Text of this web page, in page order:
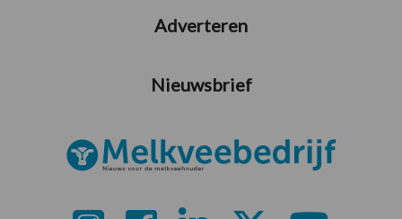
Adverteren
Nieuwsbrief